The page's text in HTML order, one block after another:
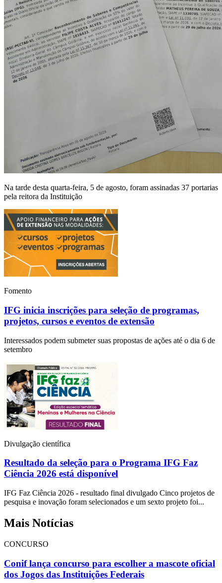
Na tarde desta quarta-feira, 5 de agosto, foram assinadas 37 portarias
pela reitora da Instituição
Fomento
IFG inicia inscrições para seleção de programas,
projetos, cursos e eventos de extensão
Interessados podem submeter suas propostas de ações até o dia 6 de
setembro
Divulgação científica
Resultado da seleção para o Programa IFG Faz
Ciência 2026 está disponível
IFG Faz Ciência 2026 - resultado final divulgado Cinco projetos de
pesquisa e inovação foram selecionados e um sexto projeto foi...
Mais Notícias
CONCURSO
Conif lança concurso para escolher a mascote oficial
dos Jogos das Instituições Federais